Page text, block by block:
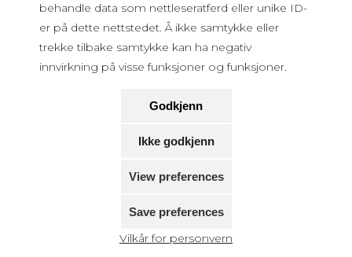
behandle data som nettleseratferd eller unike ID-
er på dette nettstedet. Å ikke samtykke eller
trekke tilbake samtykke kan ha negativ
innvirkning på visse funksjoner og funksjoner.
Godkjenn
Ikke godkjenn
View preferences
Save preferences
Vilkår for personvern